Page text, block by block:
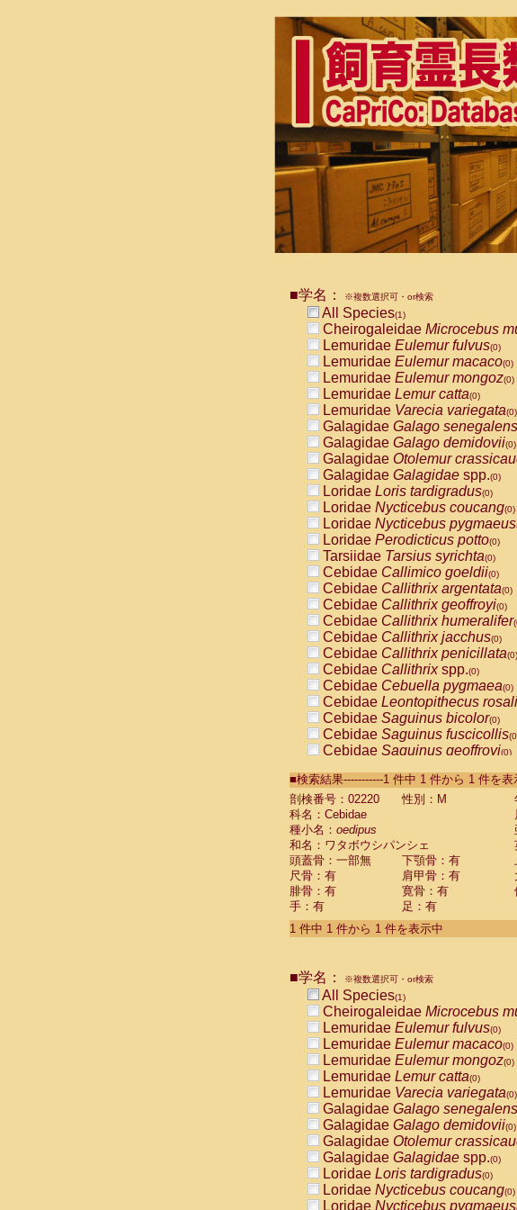
■学名： ※複数選択可・or検索
All Species(1)
Cheirogaleidae Microcebus
Lemuridae Eulemur fulvus(0)
Lemuridae Eulemur macaco(0)
Lemuridae Eulemur mongoz(0)
Lemuridae Lemur catta(0)
Lemuridae Varecia variegata(0)
Galagidae Galago
Galagidae Galago demidovii(0)
Galagidae Otolemur
Galagidae Galagidae spp.(0)
Loridae Loris tardigradus(0)
Loridae Nycticebus coucang(0)
Loridae Nycticebus pygmaeus
Loridae Perodicticus potto(0)
Tarsiidae Tarsius syrichta(0)
Cebidae Callimico goeldii(0)
Cebidae Callithrix argentata(0)
Cebidae Callithrix geoffroyi(0)
Cebidae Callithrix humeralifer
Cebidae Callithrix jacchus(0)
Cebidae Callithrix penicillata(0)
Cebidae Callithrixspp.(0)
Cebidae Cebuella pygmaea(0)
Cebidae Leontopithecus
Cebidae Saguinus bicolor(0)
Cebidae Saguinus fuscicollis
Cebidae Saguinus geoffroyi(0)
CebidaeSaguinus labiatus(0)
Cebidae Saguinus leucopus (0)
Cebidae
Cebidae
CebidaeSaguinus nigricollis (0)
Cebidae Saguinus oedipus
Cebidae Saguinus weddelli
Cebidae Saguinusspp.
Cebidae Aotus trivirgatus
Cebidae Cebus albifrons
CebidaeCebus nigrivittatus
CebidaeCebus
CebidaeSaimiri boliviensis(0)
CebidaeSaimiri sciureus(0)
AtelidaeAlouatta caraya(0)
AtelidaeAlouatta fusca(0)
AtelidaeAlouatta seniculus
AtelidaeAlouattaspp.(0)
AtelidaeAteles belzebuth(0)
AtelidaeAteles geoffroyi(0)
AtelidaeAteles paniscus(0)
AtelidaeAtelesspp.(0)
Atelidae Lagothrix lagothricha
AtelidaeLagothrix lagothricha
PitheciidaeCacajao calvus
■検索結果-----------1 件中 1 件から 1 件を表
剖検番号：02220
性別：M
科名：Cebidae
種小名： oedipus
和名：ワタボウシパンシェ
頭蓋骨：一部無
下顎骨：有
尺骨：有
肩甲骨：有
腓骨：有
寛骨：有
手：有
足：有
1 件中 1 件から 1 件を表示中
■学名： ※複数選択可・or検索
All Species(1)
Cheirogaleidae Microcebus
Lemuridae Eulemur fulvus(0)
Lemuridae Eulemur macaco(0)
Lemuridae Eulemur mongoz(0)
Lemuridae Lemur catta(0)
Lemuridae Varecia variegata(0)
Galagidae Galago
Galagidae Galago demidovii(0)
Galagidae Otolemur
Galagidae Galagidae spp.(0)
Loridae Loris tardigradus(0)
Loridae Nycticebus coucang(0)
Loridae Nycticebus pygmaeus